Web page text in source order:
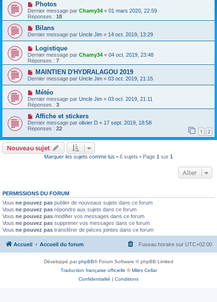
Photos
Dernier message par Chamy34 « 01 mars 2020, 22:59
Réponses : 18
Bilans
Dernier message par Uncle Jim « 14 oct. 2019, 13:29
Logistique
Dernier message par Chamy34 « 04 oct. 2019, 23:48
Réponses : 7
MAINTIEN D'HYDRALAGOU 2019
Dernier message par Uncle Jim « 03 oct. 2019, 21:15
Météo
Dernier message par Uncle Jim « 03 oct. 2019, 21:11
Réponses : 3
Affiche et stickers
Dernier message par olivier D « 17 sept. 2019, 18:58
Réponses : 22 1 2
Nouveau sujet
Marquer les sujets comme lus • 6 sujets • Page 1 sur 1
Aller
PERMISSIONS DU FORUM
Vous ne pouvez pas publier de nouveaux sujets dans ce forum
Vous ne pouvez pas répondre aux sujets dans ce forum
Vous ne pouvez pas modifier vos messages dans ce forum
Vous ne pouvez pas supprimer vos messages dans ce forum
Vous ne pouvez pas transférer de pièces jointes dans ce forum
Accueil Accueil du forum Fuseau horaire sur UTC+02:00
Développé parphpBB® Forum Software © phpBB Limited
Traduction française officielle ©Miles Cellar
Confidentialité | Conditions